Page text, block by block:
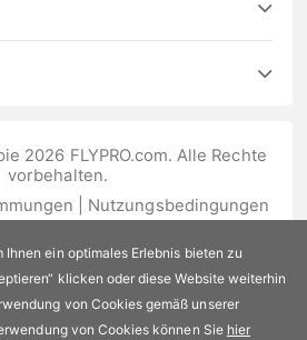
2026 FLYPRO.com. Alle Rechte
vorbehalten.
Nutzungsbedingungen
ein optimales Erlebnis bieten zu
klicken oder diese Website weiterhin
von Cookies gemäß unserer
von Cookies können Sie hier